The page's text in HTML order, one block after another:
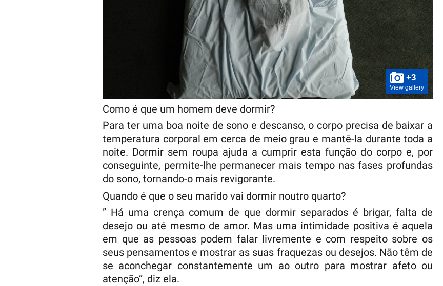
+3
View gallery
Como é que um homem deve dormir?
Para ter uma boa noite de sono e descanso, o corpo precisa de baixar a
temperatura corporal em cerca de meio grau e mantê-la durante toda a
noite. Dormir sem roupa ajuda a cumprir esta função do corpo e, por
conseguinte, permite-lhe permanecer mais tempo nas fases profundas
do sono, tornando-o mais revigorante.
Quando é que o seu marido vai dormir noutro quarto?
” Há uma crença comum de que dormir separados é brigar, falta de
desejo ou até mesmo de amor. Mas uma intimidade positiva é aquela
em que as pessoas podem falar livremente e com respeito sobre os
seus pensamentos e mostrar as suas fraquezas ou desejos. Não têm de
se aconchegar constantemente um ao outro para mostrar afeto ou
atenção”, diz ela.